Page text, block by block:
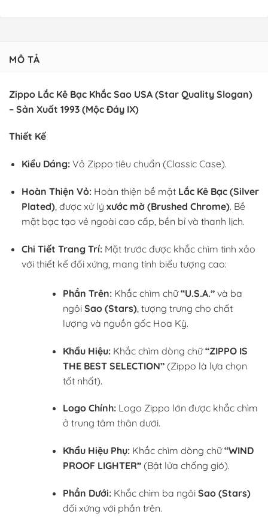
MÔ TẢ
Zippo Lắc Kê Bạc Khắc Sao USA (Star Quality Slogan)
– Sản Xuất 1993 (Mộc Đáy IX)
Thiết Kế
Kiểu Dáng:Vỏ Zippo tiêu chuẩn (Classic Case).
Hoàn Thiện Vỏ:Hoàn thiện bề mặt Lắc Kê Bạc (Silver
Plated), được xử lý xước mờ (Brushed Chrome). Bề
mặt bạc tạo vẻ ngoài cao cấp, bền bỉ và thanh lịch.
Chi Tiết Trang Trí:Mặt trước được khắc chìm tinh xảo
với thiết kế đối xứng, mang tính biểu tượng cao:
Phần Trên:Khắc chìm chữ“U.S.A.”và ba
ngôi Sao (Stars), tượng trưng cho chất
lượng và nguồn gốc Hoa Kỳ.
Khẩu Hiệu:Khắc chìm dòng chữ“ZIPPO IS
THE BEST SELECTION”(Zippo là lựa chọn
tốt nhất).
Logo Chính:Logo Zippo lớn được khắc chìm
ở trung tâm thân dưới.
Khẩu Hiệu Phụ:Khắc chìm dòng chữ“WIND
PROOF LIGHTER”(Bật lửa chống gió).
Phần Dưới:Khắc chìm ba ngôi Sao (Stars)
đối xứng với phần trên.